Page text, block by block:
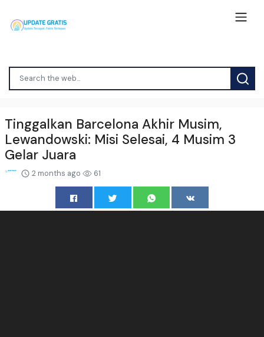
Tinggalkan Barcelona Akhir Musim,
Lewandowski: Misi Selesai, 4 Musim 3
Gelar Juara
2 months ago 61